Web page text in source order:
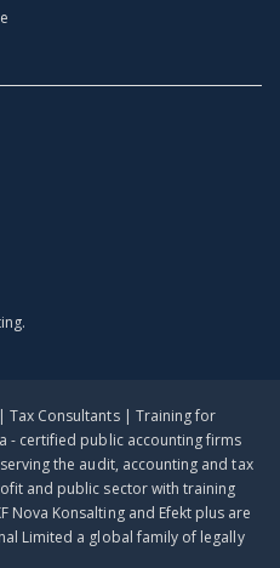
Consultants | Training for
- certified public accounting firms
the audit, accounting and tax
and public sector with training
Nova Konsalting and Efekt plus are
Limited a global family of legally